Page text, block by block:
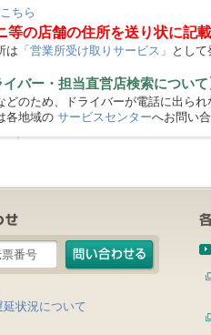
ちら
の店舗の住所を送り状に記
は 「営業所受け取りサービス」 として
イバー・担当直営店検索について
のため、ドライバーが電話に出られ
各地域の サービスセンターへお問い
状況について